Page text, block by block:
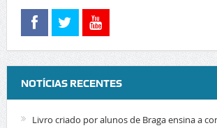
NOTÍCIAS RECENTES
Livro criado por alunos de Braga ensina a